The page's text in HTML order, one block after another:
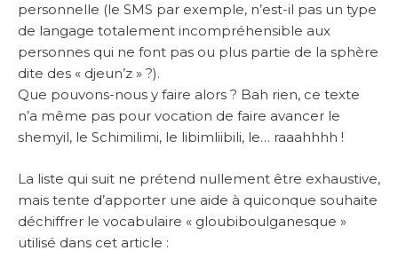
personnelle (le SMS par exemple, n’est-il pas un type
de langage totalement incompréhensible aux
personnes qui ne font pas ou plus partie de la sphère
dite des « djeun’z » ?).
Que pouvons-nous y faire alors ? Bah rien, ce texte
n’a même pas pour vocation de faire avancer le
shemyil, le Schimilimi, le libimliibili, le… raaahhhh !
La liste qui suit ne prétend nullement être exhaustive,
mais tente d’apporter une aide à quiconque souhaite
déchiffrer le vocabulaire « gloubiboulganesque »
utilisé dans cet article :